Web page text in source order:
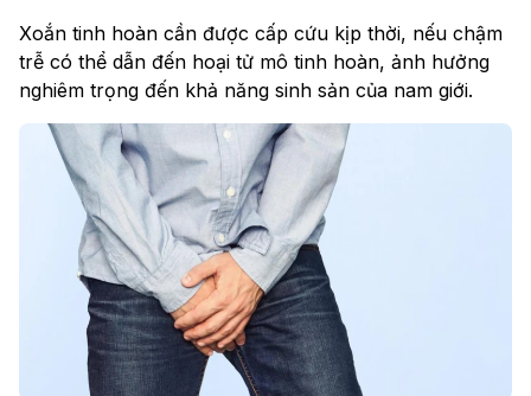
Xoắn tinh hoàn cần được cấp cứu kịp thời, nếu chậm
trễ có thể dẫn đến hoại tử mô tinh hoàn, ảnh hưởng
nghiêm trọng đến khả năng sinh sản của nam giới.